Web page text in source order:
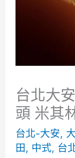
台北大
頭 米其
台北-大安,
田 , 中式, 台